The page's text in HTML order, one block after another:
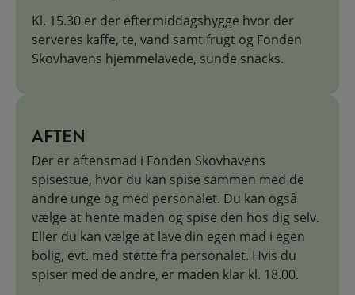
Kl. 15.30 er der eftermiddagshygge hvor der
serveres kaffe, te, vand samt frugt og Fonden
Skovhavens hjemmelavede, sunde snacks.
AFTEN
Der er aftensmad i Fonden Skovhavens
spisestue, hvor du kan spise sammen med de
andre unge og med personalet. Du kan også
vælge at hente maden og spise den hos dig selv.
Eller du kan vælge at lave din egen mad i egen
bolig, evt. med støtte fra personalet. Hvis du
spiser med de andre, er maden klar kl. 18.00.